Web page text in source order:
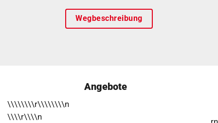
Wegbeschreibung
Angebote
\\\\\\\\r\\\\\\\\n
\\\\r\\\\n